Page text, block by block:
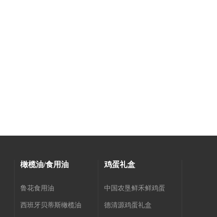
橄榄油/食用油
鲁花食用油
西班牙贝蒂斯橄榄油
鸡蛋礼盒
中国农垦鲜禾鲜鸡蛋
德清源鸡蛋礼盒